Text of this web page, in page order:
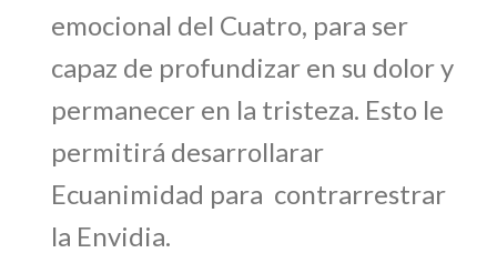
emocional del Cuatro, para ser
capaz de profundizar en su dolor y
permanecer en la tristeza. Esto le
permitirá desarrollarar
Ecuanimidad para contrarrestrar
la Envidia.